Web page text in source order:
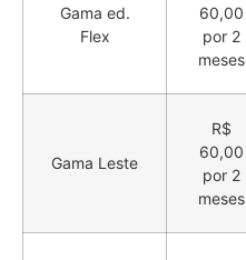
Gama ed.
Flex
60,00
por 2
meses
Gama Leste
R$
60,00
por 2
meses